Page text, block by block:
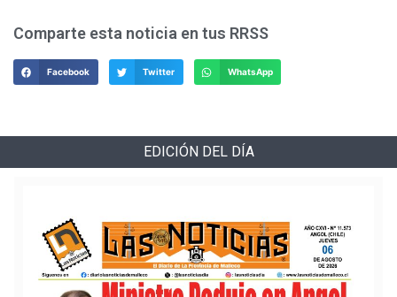
Comparte esta noticia en tus RRSS
Facebook Twitter WhatsApp
EDICIÓN DEL DÍA